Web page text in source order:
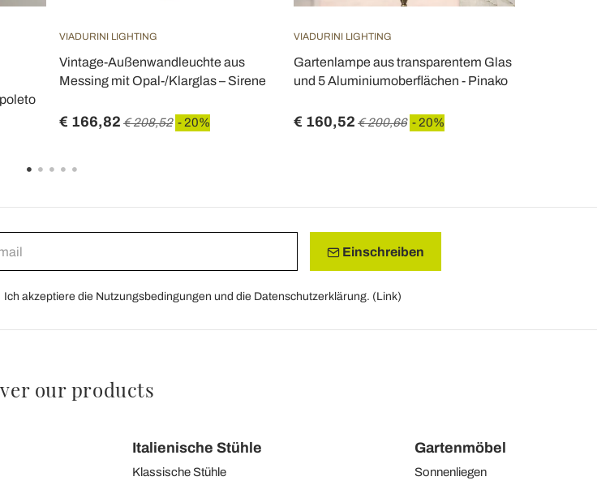
VIADURINI LIGHTING
Vintage-Außenwandleuchte aus
Messing mit Opal-/Klarglas – Sirene
€ 166,82 € 208,52 - 20%
VIADURINI LIGHTING
Gartenlampe aus transparentem Glas
und 5 Aluminiumoberflächen - Pinako
€ 160,52 € 200,66 - 20%
Einschreiben
Ich akzeptiere die Nutzungsbedingungen und die Datenschutzerklärung. (Link)
our products
Italienische Stühle
Klassische Stühle
Gartenmöbel
Sonnenliegen